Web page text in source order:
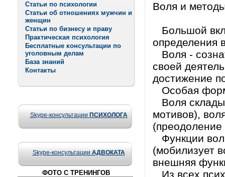
Статьи по психологии
Статьи об отношениях мужчин и
женщин
Статьи по бизнесу и праву
Практическая психология
Бесплатные консультации по
уголовным делам
База знаний
Контакты
Skype-консультации ПСИХОЛОГА
Skype-консультации АДВОКАТА
ФОТО С ТРЕНИНГОВ
Воля и
Большой
определения
Воля -
своей
достижение
Особая
Воля
мотивов),
(преодоление
Функции
(мобилизует
внешняя
Из всех